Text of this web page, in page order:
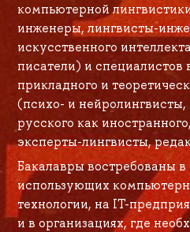
компьютерной
инженеры, лингвисты-
искусственного
писатели) и специалистов
прикладного и
(психо- и нейролингвисты,
русского как
эксперты-лингвисты,
Бакалавры востребованы
использующих
технологии, на IT-
и в организациях, где